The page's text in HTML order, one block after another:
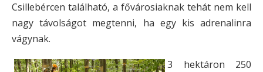
Csillebércen található, a fővárosiaknak tehát nem kell
nagy távolságot megtenni, ha egy kis adrenalinra
vágynak.
3 hektáron 250